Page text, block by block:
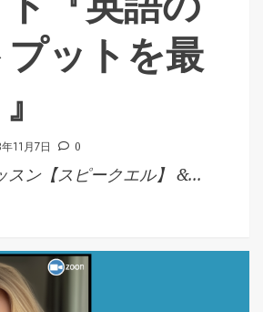
ットを最
11月7日 0
ン【スピークエル】 &...